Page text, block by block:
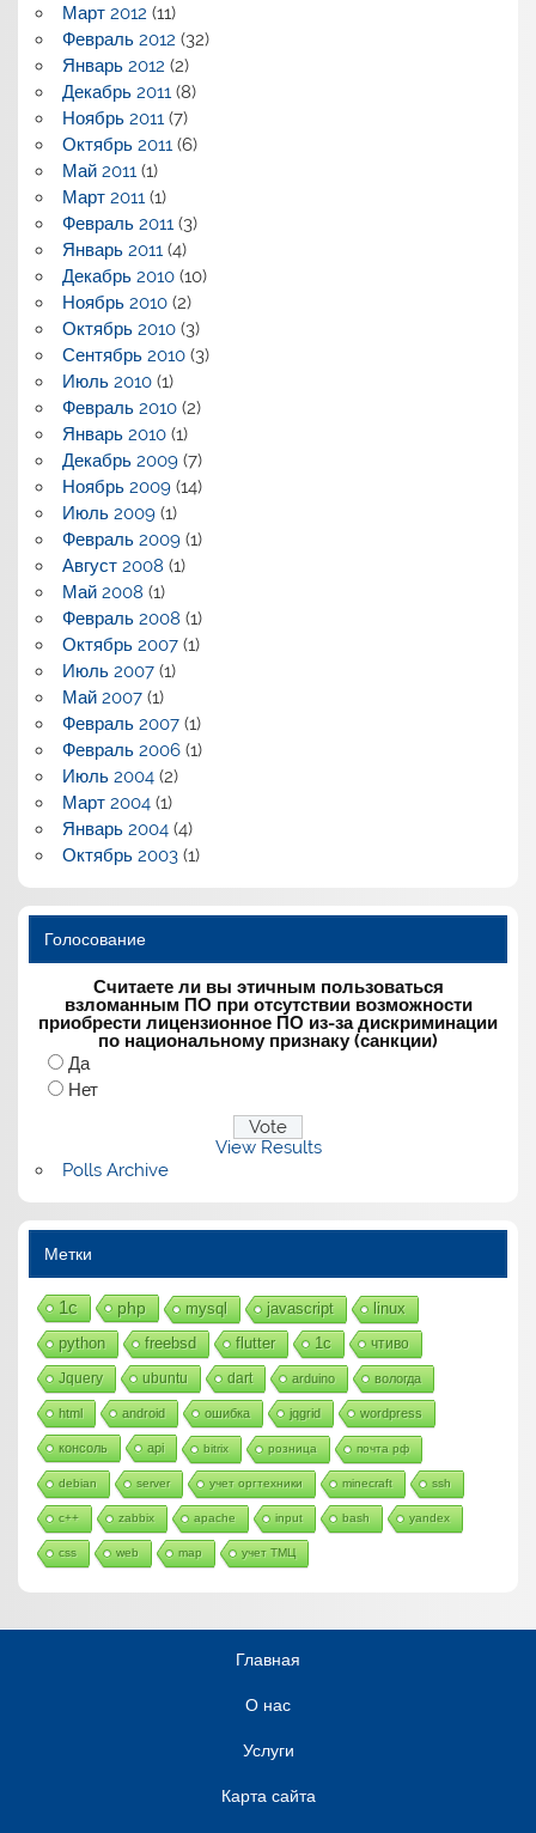
Март 2012 (11)
Февраль 2012 (32)
Январь 2012 (2)
Декабрь 2011(8)
Ноябрь 2011(7)
Октябрь 2011(6)
Май 2011(1)
Март 2011(1)
Февраль 2011(3)
Январь 2011(4)
Декабрь 2010(10)
Ноябрь 2010(2)
Октябрь 2010(3)
Сентябрь 2010(3)
Июль 2010(1)
Февраль 2010(2)
Январь 2010(1)
Декабрь 2009(7)
Ноябрь 2009(14)
Июль 2009(1)
Февраль 2009(1)
Август 2008 (1)
Май 2008 (1)
Февраль 2008 (1)
Октябрь 2007(1)
Июль 2007(1)
Май 2007(1)
Февраль 2007(1)
Февраль 2006(1)
Июль 2004(2)
Март 2004(1)
Январь 2004(4)
Октябрь 2003(1)
Голосование
Считаете ли вы этичным пользоваться
взломанным ПО при отсутствии возможности
приобрести лицензионное ПО из-за дискриминации
по национальному признаку (санкции)
Да
Нет
View Results
Polls Archive
Метки
1с php mysql javascript linux
python freebsd flutter 1c чтиво
Jquery ubuntu dart arduino вологда
html android ошибка jqgrid wordpress
консоль api bitrix розница почта рф
debian server учет оргтехники minecraft ssh
c++ zabbix apache input bash yandex
css web map учет ТМЦ
Главная
О нас
Услуги
Карта сайта